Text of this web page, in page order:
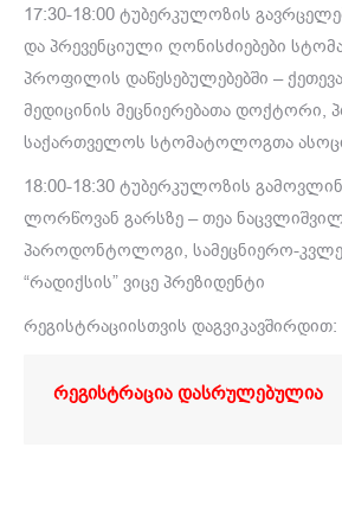
17:30-18:00 ტუბერკულოზის
და პრევენციული ღონისძიებები
პროფილის დაწესებულებებში –
მედიცინის მეცნიერებათა დოქტორი,
საქართველოს სტომატოლოგთა
18:00-18:30 ტუბერკულოზის
ლორწოვან გარსზე – თეა
პაროდონტოლოგი, სამეცნიერო-
“რადიქსის” ვიცე პრეზიდენტი
რეგისტრაციისთვის დაგვიკავშირდით:
რეგისტრაცია დასრულებულია